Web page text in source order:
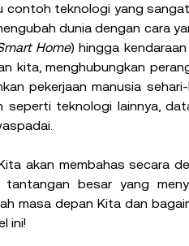
contoh teknologi yang
dunia dengan cara
Home) hingga
kita, menghubungkan
pekerjaan manusia
seperti teknologi lainnya,
akan membahas secara
besar yang
masa depan Kita dan
ini!